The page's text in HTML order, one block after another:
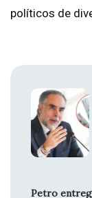
políticos de
Petro